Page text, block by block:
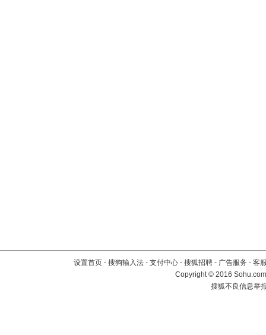
设置首页 - 搜狗输入法 - 支付中心 - 搜狐招聘 - 广告服务 - 客
Copyright©2016
搜狐不良信息举